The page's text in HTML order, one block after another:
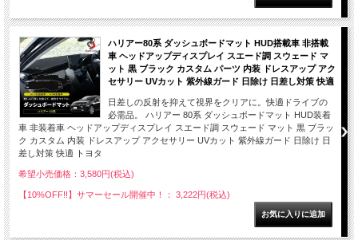
ハリアー80系 ダッシュボードマット HUD搭載車 非搭載
車 ヘッドアップディスプレイ スエード調 スウェード マ
ット 黒 ブラック カスタム パーツ 内装 ドレスアップ アク
セサリー UVカット 紫外線ガード 日除け 日差し対策 快適
日差しの反射を抑えて視界をクリアに。快適ドライブの
必需品。 ハリアー 80系 ダッシュボードマット HUD装着
車 非装着車 ヘッドアップディスプレイ スエード調 スウェード マット 黒 ブラッ
ク カスタム 内装 ドレスアップ アクセサリー UVカット 紫外線ガード 日除け 日
差し対策 快適 トヨタ
希望小売価格：3,580円(税込)
【10%OFF!!】サマーセール開催中！： 3,222円(税込)